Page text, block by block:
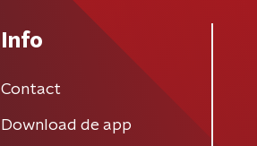
Info
Contact
Download de app